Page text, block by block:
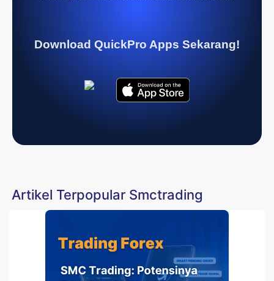
Download QuickPro Apps Sekarang!
Artikel Terpopular Smctrading